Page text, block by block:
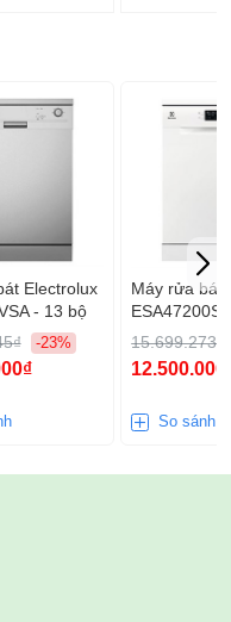
Electrolux
- 13 bộ
-23%
Máy rửa bát
15.699.273₫
So sánh